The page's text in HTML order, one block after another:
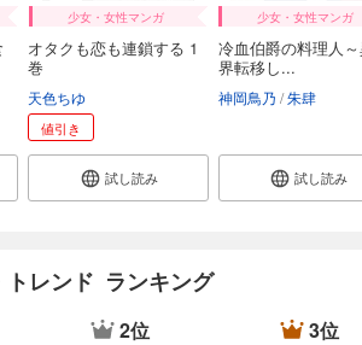
学 2024年12月号
込)
カート
を表示する
学 2024年11月号
少女・女性マンガ
オタクも恋も連鎖する 1
巻
天色ちゆ
値引き
試し読み
少女・女性マンガ
冷血伯爵の料理人
界転移し...
神岡鳥乃 朱肆
試し読み
トレンド ランキング
2位 3位